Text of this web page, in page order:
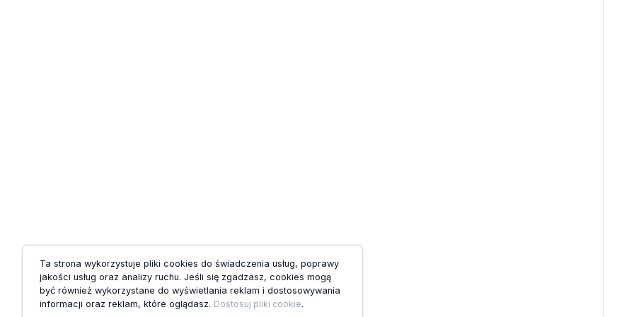
Ta strona wykorzystuje pliki cookies do świadczenia usług, poprawy
jakości usług oraz analizy ruchu. Jeśli się zgadzasz, cookies mogą
być również wykorzystane do wyświetlania reklam i dostosowywania
informacji oraz reklam, które oglądasz. Dostosuj pliki cookie.